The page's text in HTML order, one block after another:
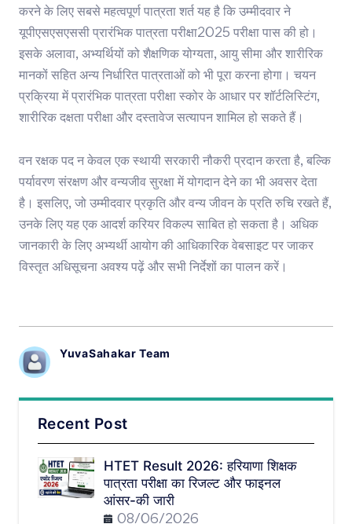
करने के लिए सबसे महत्वपूर्ण पात्रता शर्त यह है कि उम्मीदवार ने
यूपीएसएसएससी प्रारंभिक पात्रता परीक्षा2025 परीक्षा पास की हो।
इसके अलावा, अभ्यर्थियों को शैक्षणिक योग्यता, आयु सीमा और शारीरिक
मानकों सहित अन्य निर्धारित पात्रताओं को भी पूरा करना होगा। चयन
प्रक्रिया में प्रारंभिक पात्रता परीक्षा स्कोर के आधार पर शॉर्टलिस्टिंग,
शारीरिक दक्षता परीक्षा और दस्तावेज सत्यापन शामिल हो सकते हैं।
वन रक्षक पद न केवल एक स्थायी सरकारी नौकरी प्रदान करता है, बल्कि
पर्यावरण संरक्षण और वन्यजीव सुरक्षा में योगदान देने का भी अवसर देता
है। इसलिए, जो उम्मीदवार प्रकृति और वन्य जीवन के प्रति रुचि रखते हैं,
उनके लिए यह एक आदर्श करियर विकल्प साबित हो सकता है। अधिक
जानकारी के लिए अभ्यर्थी आयोग की आधिकारिक वेबसाइट पर जाकर
विस्तृत अधिसूचना अवश्य पढ़ें और सभी निर्देशों का पालन करें।
YuvaSahakar Team
Recent Post
HTET Result 2026: हरियाणा शिक्षक
पात्रता परीक्षा का रिजल्ट और फाइनल
आंसर-की जारी
08/06/2026